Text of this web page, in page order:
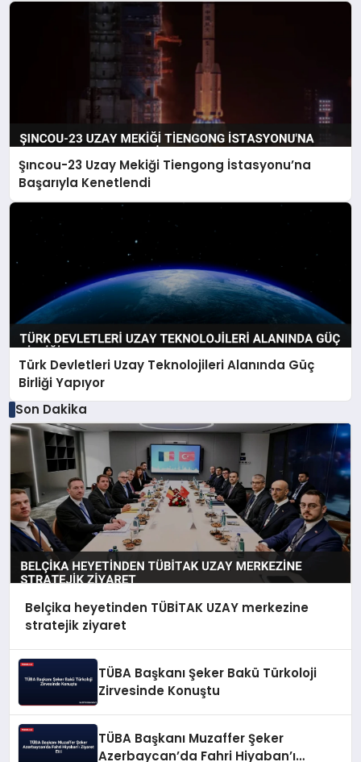
Şıncou-23 Uzay Mekiği Tiengong İstasyonu’na
Başarıyla Kenetlendi
Türk Devletleri Uzay Teknolojileri Alanında Güç
Birliği Yapıyor
Son Dakika
Belçika heyetinden TÜBİTAK UZAY merkezine
stratejik ziyaret
TÜBA Başkanı Şeker Bakü Türkoloji
Zirvesinde Konuştu
TÜBA Başkanı Muzaffer Şeker
Azerbaycan’da Fahri Hiyaban’ı